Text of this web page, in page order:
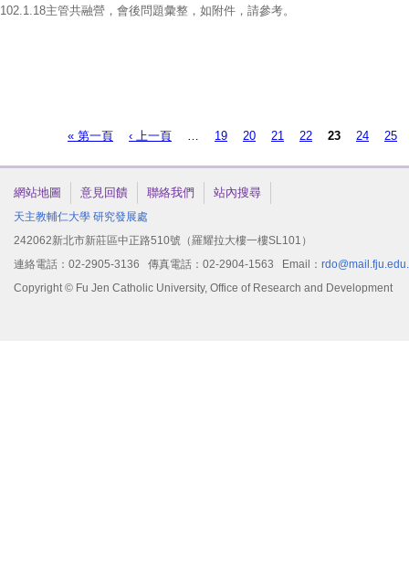
102.1.18主管共融營，會後問題彙整，如附件，請參考。
« 第一頁 ‹ 上一頁 … 19 20 21 22 23 24 25
網站地圖 意見回饋 聯絡我們 站內搜尋
天主教輔仁大學 研究發展處
242062新北市新莊區中正路510號（羅耀拉大樓一樓SL101）
連絡電話：02-2905-3136 傳真電話：02-2904-1563 Email：
Copyright © Fu Jen Catholic University, Office of Research and Development